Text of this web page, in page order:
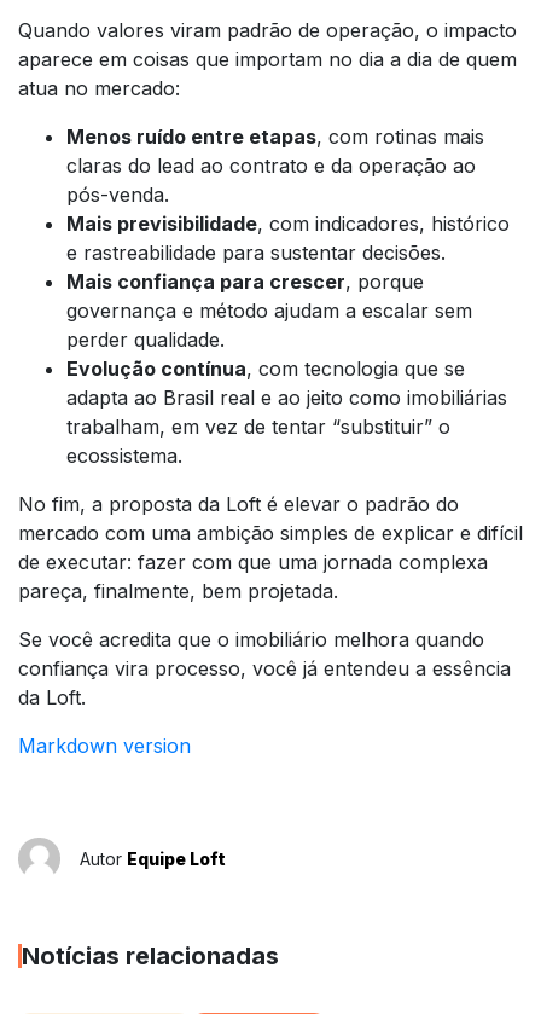
Quando valores viram padrão de operação, o impacto
aparece em coisas que importam no dia a dia de quem
atua no mercado:
Menos ruído entre etapas, com rotinas mais
claras do lead ao contrato e da operação ao
pós-venda.
Mais previsibilidade, com indicadores, histórico
e rastreabilidade para sustentar decisões.
Mais confiança para crescer, porque
governança e método ajudam a escalar sem
perder qualidade.
Evolução contínua, com tecnologia que se
adapta ao Brasil real e ao jeito como imobiliárias
trabalham, em vez de tentar “substituir” o
ecossistema.
No fim, a proposta da Loft é elevar o padrão do
mercado com uma ambição simples de explicar e difícil
de executar: fazer com que uma jornada complexa
pareça, finalmente, bem projetada.
Se você acredita que o imobiliário melhora quando
confiança vira processo, você já entendeu a essência
da Loft.
Markdown version
Autor Equipe Loft
Notícias relacionadas